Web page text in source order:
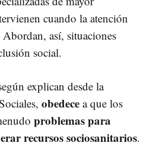
cuando la atención
Abordan, así, situaciones
social.
explican desde la
obedece a que los
problemas para
recursos sociosanitarios.